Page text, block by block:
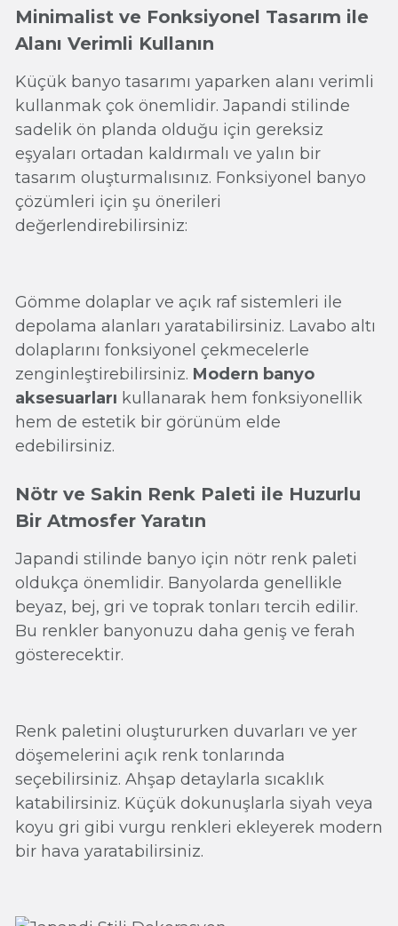
Minimalist ve Fonksiyonel Tasarım ile
Alanı Verimli Kullanın
Küçük banyo tasarımı yaparken alanı verimli
kullanmak çok önemlidir. Japandi stilinde
sadelik ön planda olduğu için gereksiz
eşyaları ortadan kaldırmalı ve yalın bir
tasarım oluşturmalısınız. Fonksiyonel banyo
çözümleri için şu önerileri
değerlendirebilirsiniz:
Gömme dolaplar ve açık raf sistemleri ile
depolama alanları yaratabilirsiniz. Lavabo altı
dolaplarını fonksiyonel çekmecelerle
zenginleştirebilirsiniz. Modern banyo
aksesuarları kullanarak hem fonksiyonellik
hem de estetik bir görünüm elde
edebilirsiniz.
Nötr ve Sakin Renk Paleti ile Huzurlu
Bir Atmosfer Yaratın
Japandi stilinde banyo için nötr renk paleti
oldukça önemlidir. Banyolarda genellikle
beyaz, bej, gri ve toprak tonları tercih edilir.
Bu renkler banyonuzu daha geniş ve ferah
gösterecektir.
Renk paletini oluştururken duvarları ve yer
döşemelerini açık renk tonlarında
seçebilirsiniz. Ahşap detaylarla sıcaklık
katabilirsiniz. Küçük dokunuşlarla siyah veya
koyu gri gibi vurgu renkleri ekleyerek modern
bir hava yaratabilirsiniz.